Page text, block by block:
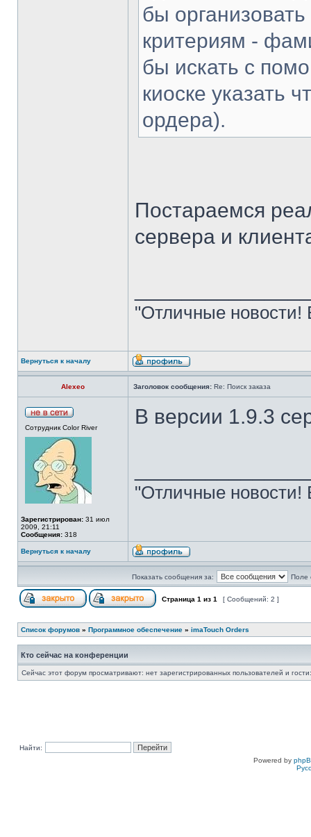
бы
критериям -
бы искать с
киоске указать
ордера).
Постараемся
сервера и
"Отличные новости!
Вернуться к началу
Alexeo Заголовок сообщения: Re: Поиск заказа
Сотрудник Color River
Зарегистрирован: 31 июл
2009, 21:11
Сообщения: 318
В версии 1.9.3
"Отличные новости!
Вернуться к началу
Показать сообщения за: Поле
Страница 1 из 1 [ Сообщений: 2 ]
Список форумов » Программное обеспечение » imaTouch Orders
Кто сейчас на конференции
Сейчас этот форум просматривают: нет зарегистрированных пользователей и
Найти:
Powered by